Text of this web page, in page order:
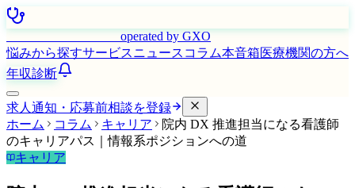
operated by GXO
悩みから探すサービスニュース コラム本音箱医療機関の方へ
年収診断
求人通知・応募前相談を登録
ホーム
コラム キャリア
院内 DX 推進担当になる看護師
のキャリアパス｜情報系ポジションへの道
キャリア